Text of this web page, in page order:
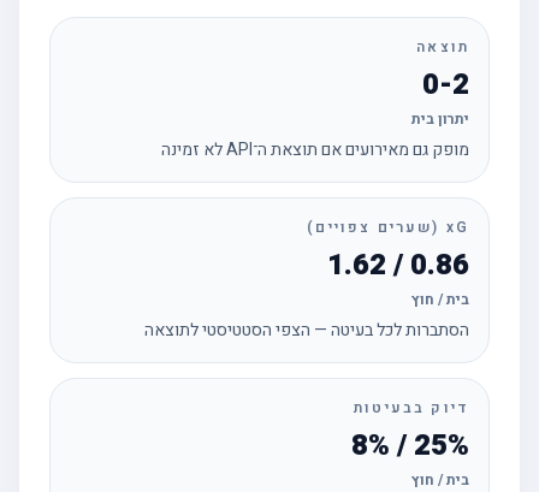
תוצאה
0-2
יתרון בית
מופק גם מאירועים אם תוצאת ה־API לא זמינה
xG (שערים צפויים)
0.86 / 1.62
בית / חוץ
הסתברות לכל בעיטה — הצפי הסטטיסטי לתוצאה
דיוק בבעיטות
25% / 8%
בית / חוץ